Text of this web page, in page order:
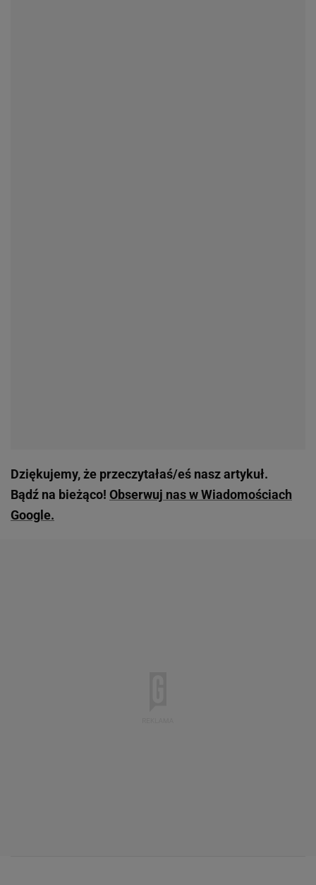
Dziękujemy, że przeczytałaś/eś nasz artykuł.
Bądź na bieżąco! Obserwuj nas w Wiadomościach
Google.